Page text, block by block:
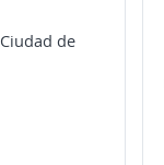
de